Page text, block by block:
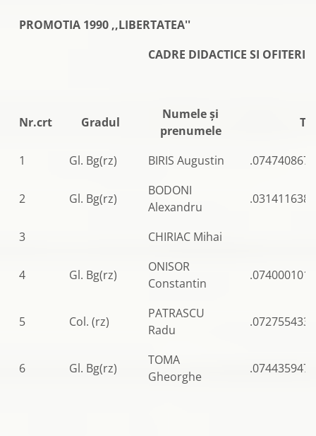
PROMOTIA 1990 ,,LIBERTATEA''
CADRE DIDACTICE SI OFITERI
Nr.crt Gradul
Numele şi
prenumele
1 Gl. Bg(rz) BIRIS Augustin .0747408671
2 Gl. Bg(rz)
BODONI
Alexandru
3 CHIRIAC Mihai
4 Gl. Bg(rz)
ONISOR
Constantin
.0740001010
5 Col. (rz)
PATRASCU
Radu
.0727554336
6 Gl. Bg(rz)
TOMA
Gheorghe
.0744359475